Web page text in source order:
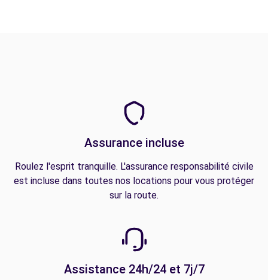
Assurance incluse
Roulez l'esprit tranquille. L'assurance responsabilité civile
est incluse dans toutes nos locations pour vous protéger
sur la route.
Assistance 24h/24 et 7j/7